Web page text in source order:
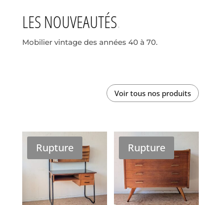
LES NOUVEAUTÉS
Mobilier vintage des années 40 à 70.
Voir tous nos produits
Rupture Rupture